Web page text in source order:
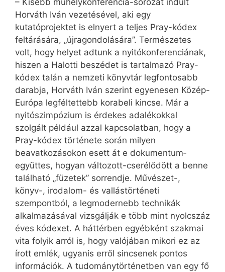
Horváth Iván vezetésével, aki egy
kutatóprojektet is elnyert a teljes Pray-kódex
feltárására, „újragondolására”. Természetes
volt, hogy helyet adtunk a nyitókonferenciának,
hiszen a Halotti beszédet is tartalmazó Pray-
kódex talán a nemzeti könyvtár legfontosabb
darabja, Horváth Iván szerint egyenesen Közép-
Európa legféltettebb korabeli kincse. Már a
nyitószimpózium is érdekes adalékokkal
szolgált például azzal kapcsolatban, hogy a
Pray-kódex története során milyen
beavatkozásokon esett át e do­ku­men­tum­
együttes, hogyan változott-cserélődött a benne
található „füzetek” sorrendje. Művészet-,
könyv-, irodalom- és vallástörténeti
szempontból, a legmodernebb technikák
alkalmazásával vizsgálják e több mint nyolcszáz
éves kódexet. A háttérben egyébként szakmai
vita folyik arról is, hogy valójában mikori ez az
írott emlék, ugyanis erről sincsenek pontos
információk. A tudománytörténetben van egy fő